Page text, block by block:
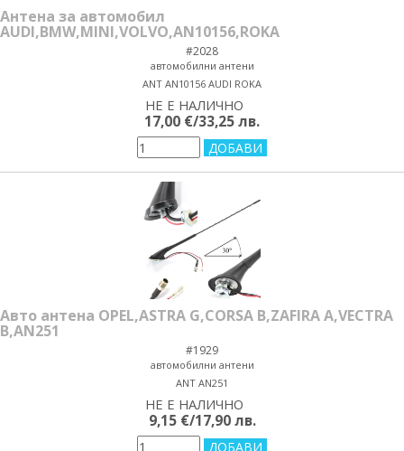
Антена за автомобил
AUDI,BMW,MINI,VOLVO,AN10156,ROKA
#2028
автомобилни антени
ANT AN10156 AUDI ROKA
НЕ Е НАЛИЧНО
17,00 €/33,25 лв.
Авто антена OPEL,ASTRA G,CORSA B,ZAFIRA A,VECTRA
B,AN251
#1929
автомобилни антени
ANT AN251
НЕ Е НАЛИЧНО
9,15 €/17,90 лв.